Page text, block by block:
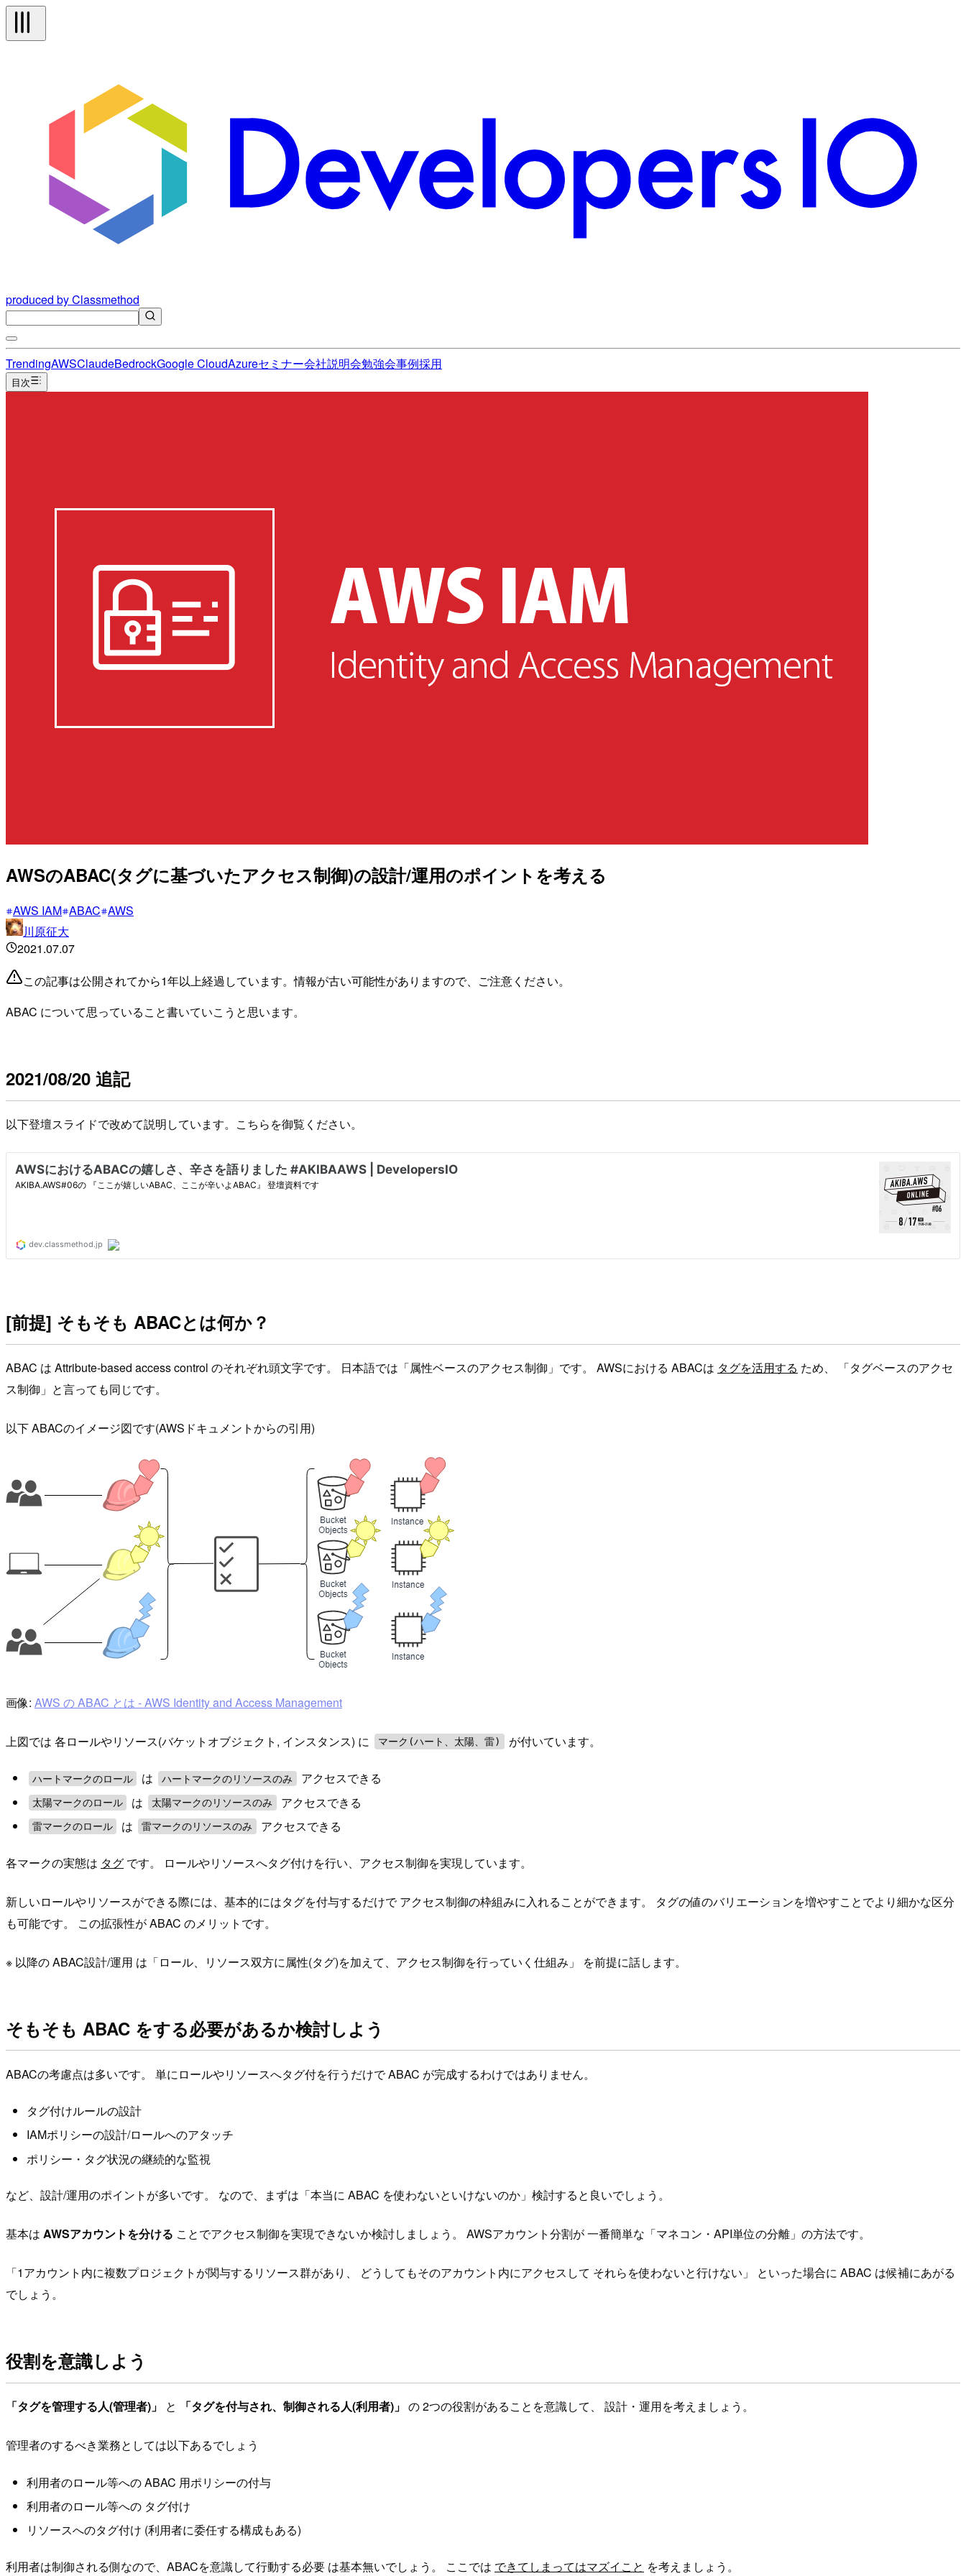
produced by Classmethod
TrendingAWSClaudeBedrockGoogle CloudAzureセミナー会社説明会勉強会事例採用
目次
AWSのABAC(タグに基づいたアクセス制御)の設計/運用のポイントを考える
AWS IAM ABAC AWS
川原征大
2021.07.07
この記事は公開されてから1年以上経過しています。情報が古い可能性がありますので、ご注意ください。
ABAC について思っていること書いていこうと思います。
2021/08/20 追記
以下登壇スライドで改めて説明しています。こちらを御覧ください。
[前提] そもそも ABACとは何か？
ABAC は Attribute-based access control のそれぞれ頭文字です。 日本語では「属性ベースのアクセス制御」です。 AWSにおける ABACは タグを活用する ため、 「タグベースのアクセ
ス制御」と言っても同じです。
以下 ABACのイメージ図です(AWSドキュメントからの引用)
画像: AWS の ABAC とは - AWS Identity and Access Management
上図では 各ロールやリソース(バケットオブジェクト, インスタンス) に マーク(ハート、太陽、雷) が付いています。
ハートマークのロール は ハートマークのリソースのみ アクセスできる
太陽マークのロール は 太陽マークのリソースのみ アクセスできる
雷マークのロール は 雷マークのリソースのみ アクセスできる
各マークの実態は タグ です。 ロールやリソースへタグ付けを行い、アクセス制御を実現しています。
新しいロールやリソースができる際には、基本的にはタグを付与するだけで アクセス制御の枠組みに入れることができます。 タグの値のバリエーションを増やすことでより細かな区分
も可能です。 この拡張性が ABAC のメリットです。
※ 以降の ABAC設計/運用 は「ロール、リソース双方に属性(タグ)を加えて、アクセス制御を行っていく仕組み」 を前提に話します。
そもそも ABAC をする必要があるか検討しよう
ABACの考慮点は多いです。 単にロールやリソースへタグ付を行うだけで ABAC が完成するわけではありません。
タグ付けルールの設計
IAMポリシーの設計/ロールへのアタッチ
ポリシー・タグ状況の継続的な監視
など、設計/運用のポイントが多いです。 なので、まずは「本当に ABAC を使わないといけないのか」検討すると良いでしょう。
基本は AWSアカウントを分ける ことでアクセス制御を実現できないか検討しましょう。 AWSアカウント分割が 一番簡単な「マネコン・API単位の分離」の方法です。
「1アカウント内に複数プロジェクトが関与するリソース群があり、 どうしてもそのアカウント内にアクセスして それらを使わないと行けない」 といった場合に ABAC は候補にあがる
でしょう。
役割を意識しよう
「タグを管理する人(管理者)」 と 「タグを付与され、制御される人(利用者)」 の 2つの役割があることを意識して、 設計・運用を考えましょう。
管理者のするべき業務としては以下あるでしょう
利用者のロール等への ABAC 用ポリシーの付与
利用者のロール等への タグ付け
リソースへのタグ付け (利用者に委任する構成もある)
利用者は制御される側なので、ABACを意識して行動する必要 は基本無いでしょう。 ここでは できてしまってはマズイこと を考えましょう。